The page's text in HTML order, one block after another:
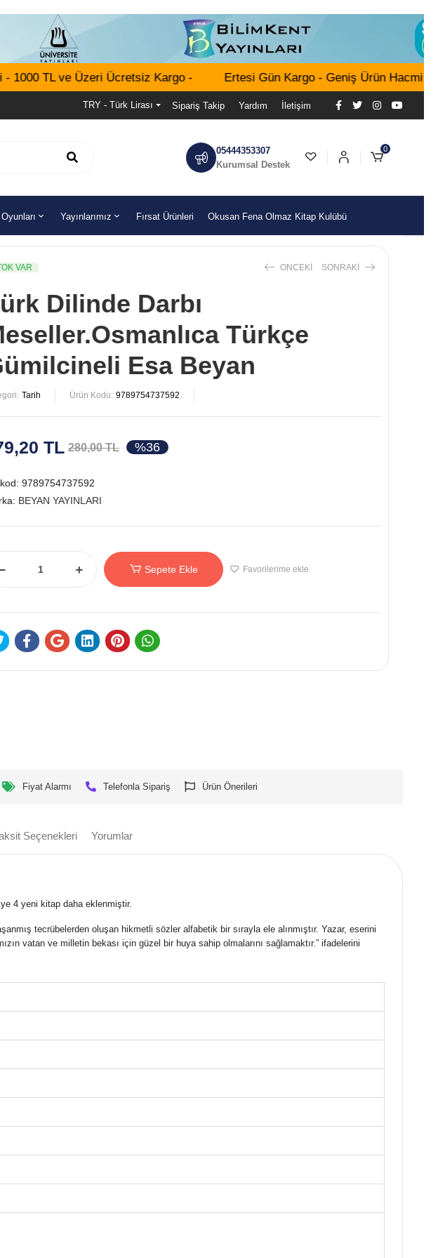
TL ve Üzeri Ücretsiz Kargo - Ertesi Gün Kargo - Geniş Ürün Hacmi -
TRY - Türk Lirası Sipariş Takip Yardım İletişim
05444353307
Kurumsal Destek
0
Yayınlarımız Fırsat Ürünleri Okusan Fena Olmaz Kitap Kulübü
VAR ONCEKI SONRAKI
Dilinde Darbı
Türkçe
Esa Beyan
Tarih Ürün Kodu: 9789754737592
TL 280,00 TL %36
9789754737592
BEYAN YAYINLARI
Sepete Ekle Favorilerime ekle
Fiyat Alarmı Telefonla Sipariş Ürün Önerileri
Seçenekleri Yorumlar
4 yeni kitap daha eklenmiştir.
tecrübelerden oluşan hikmetli sözler alfabetik bir sırayla ele alınmıştır. Yazar, eserini
vatan ve milletin bekası için güzel bir huya sahip olmalarını sağlamaktır.” ifadelerini